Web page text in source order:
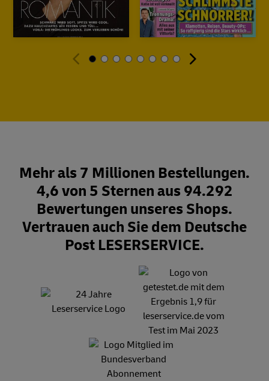
Mehr als 7 Millionen Bestellungen.
4,6 von 5 Sternen aus 94.292
Bewertungen unseres Shops.
Vertrauen auch Sie dem Deutsche
Post LESERSERVICE.